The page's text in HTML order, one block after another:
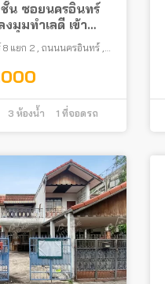
น ซอยนครอินทร์
มุมทำเลดี เข้า
สะพานพระราม 5
ฟฟ้า
แยก 2 , ถนนนครอินทร์ ,
3 ห้องน้ำ 1 ที่จอดรถ